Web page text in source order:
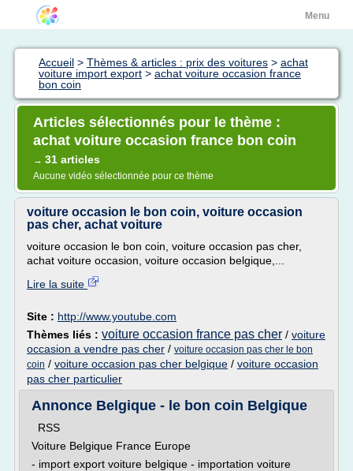
Menu
Accueil > Thèmes & articles : prix des voitures > achat
voiture import export > achat voiture occasion france
bon coin
Articles sélectionnés pour le thème :
achat voiture occasion france bon coin
→ 31 articles
Aucune vidéo sélectionnée pour ce thème
voiture occasion le bon coin, voiture occasion
pas cher, achat voiture
voiture occasion le bon coin, voiture occasion pas cher,
achat voiture occasion, voiture occasion belgique,...
Lire la suite
Site : http://www.youtube.com
Thèmes liés : voiture occasion france pas cher / voiture
occasion a vendre pas cher / voiture occasion pas cher le bon
coin / voiture occasion pas cher belgique / voiture occasion
pas cher particulier
Annonce Belgique - le bon coin Belgique
RSS
Voiture Belgique France Europe
- import export voiture belgique - importation voiture